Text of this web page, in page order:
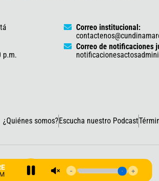
p.m.
Correo institucional:
Correo de notificaciones
¿Quiénes somos?Escucha nuestro Podcast
– Oficina de Prensa y Comunicaciones